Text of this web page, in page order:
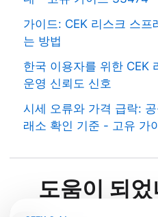
가이드: CEK 리스크 스
는 방법
한국 이용자를 위한 CEK
운영 신뢰도 신호
시세 오류와 가격 급락:
래소 확인 기준 - 고유 가
도움이 되